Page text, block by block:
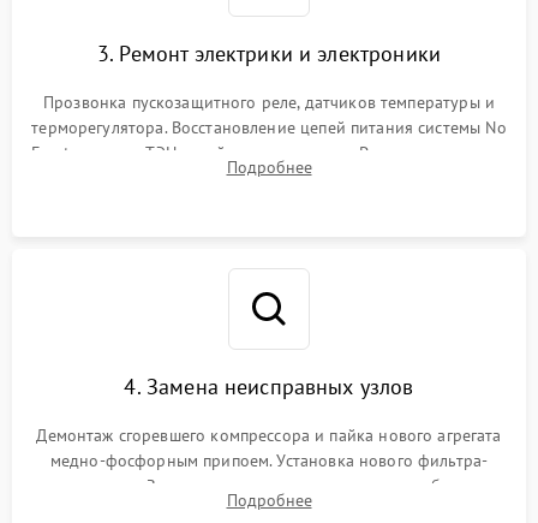
3. Ремонт электрики и электроники
Прозвонка пускозащитного реле, датчиков температуры и
терморегулятора. Восстановление цепей питания системы No
Frost, включая ТЭН оттайки и вентилятор. Ремонт или замена
платы управления при сбоях алгоритмов.
Подробнее
4. Замена неисправных узлов
Демонтаж сгоревшего компрессора и пайка нового агрегата
медно-фосфорным припоем. Установка нового фильтра-
осушителя. Замена изношенных вентиляторов обдува,
сломанных заслонок или поврежденных дверных петель.
Подробнее